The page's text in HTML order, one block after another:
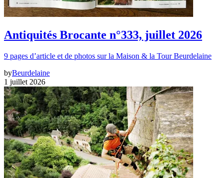
Antiquités Brocante n°333, juillet 2026
9 pages d’article et de photos sur la Maison & la Tour Beurdelaine
byBeurdelaine
1 juillet 2026